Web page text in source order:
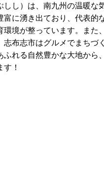
しし）は、南九州の温暖な
富に湧き出ており、代表的
環境が整っています。ま
志布志市はグルメでまちづ
ふれる自然豊かな大地から
！